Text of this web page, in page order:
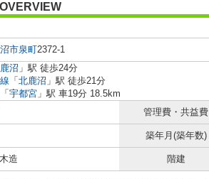
OVERVIEW
市泉町2372-1
鹿沼 」駅 徒歩24分
「 北鹿沼 」駅 徒歩21分
「 宇都宮 」駅 車19分 18.5km
管理費・共益費
築年月(築年数)
造 階建